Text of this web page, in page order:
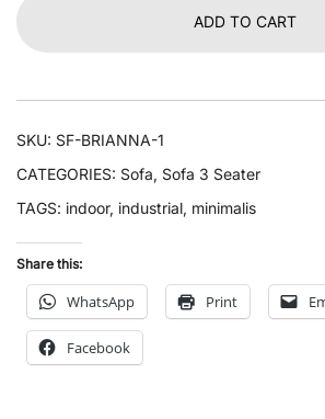
ADD TO CART
SKU: SF-BRIANNA-1
CATEGORIES: Sofa, Sofa 3 Seater
TAGS: indoor, industrial, minimalis
Share this:
WhatsApp Print
Facebook